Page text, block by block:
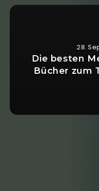
28.
Die besten
Bücher zum